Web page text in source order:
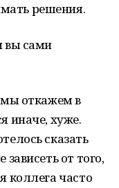
решения.
вы сами
мы откажем в
иначе, хуже.
сказать
от того,
коллега часто